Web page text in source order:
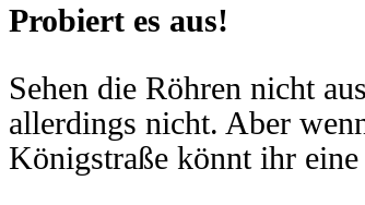
Probiert es aus!
Sehen die Röhren nicht
allerdings nicht. Aber
Königstraße könnt ihr